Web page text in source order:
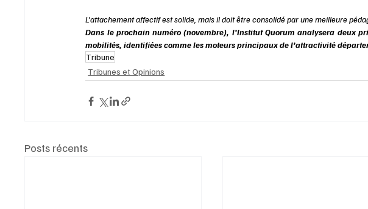
L’attachement affectif est solide, mais il doit être consolidé par une meilleure
Dans le prochain numéro (novembre), l’Institut Quorum analysera deux
mobilités, identifiées comme les moteurs principaux de l’attractivité
Tribune
Tribunes et Opinions
Posts récents